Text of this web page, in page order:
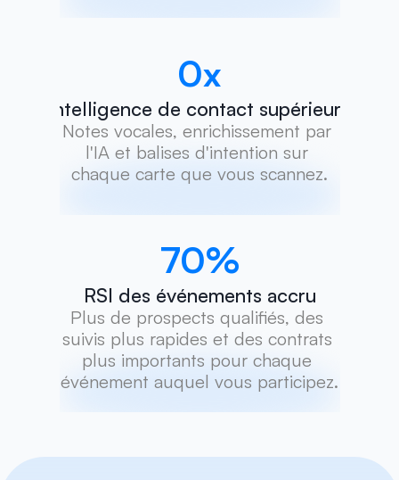
0x
Intelligence de contact supérieure
Notes vocales, enrichissement par
l'IA et balises d'intention sur
chaque carte que vous scannez.
70%
RSI des événements accru
Plus de prospects qualifiés, des
suivis plus rapides et des contrats
plus importants pour chaque
événement auquel vous participez.